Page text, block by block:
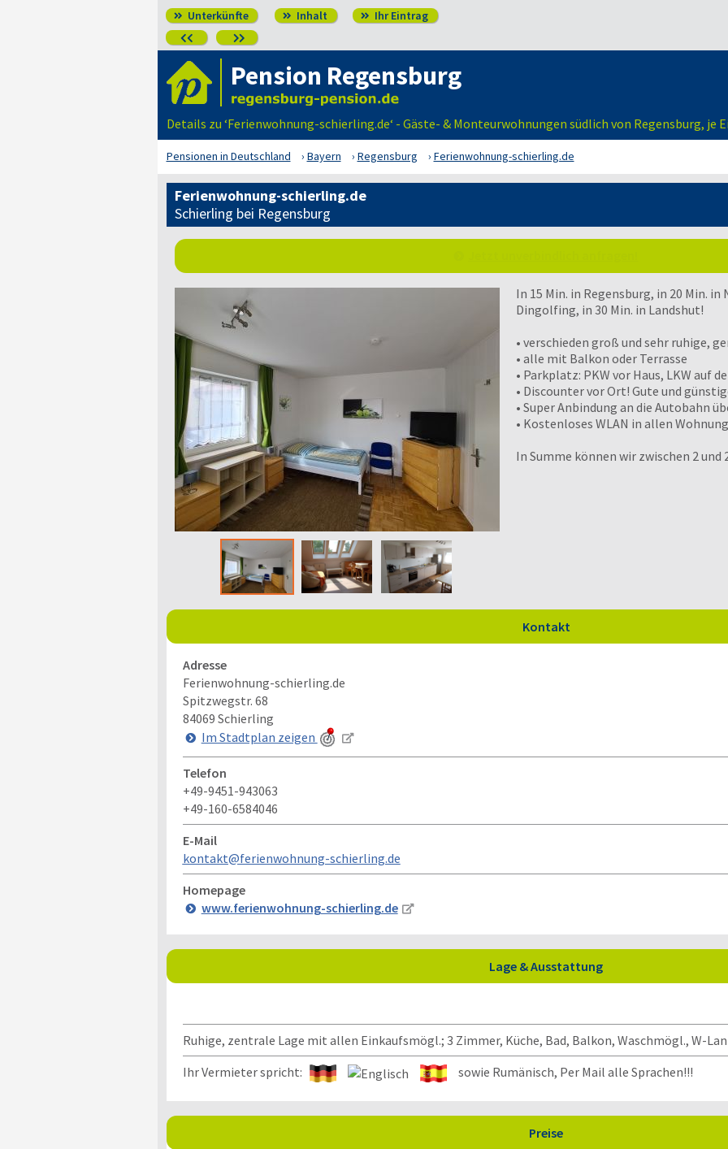
 Unterkünfte  Inhalt  Ihr Eintrag
 
Pension Regensburg
Details zu ‘Ferienwohnung-schierling.de‘ - Gäste- & Monteurwohnungen südlich von Regensburg, je
Pensionen in Deutschland Bayern Regensburg Ferienwohnung-schierling.de
Ferienwohnung-schierling.de
Schierling bei Regensburg
In 15 Min. in Regensburg, in 20 Min.
Dingolfing, in 30 Min. in Landshut!
• verschieden groß und sehr ruhige,
• alle mit Balkon oder Terrasse
• Parkplatz: PKW vor Haus, LKW auf
• Discounter vor Ort! Gute und
• Super Anbindung an die Autobahn
• Kostenloses WLAN in allen
In Summe können wir zwischen 2 und
Kontakt
Adresse
Ferienwohnung-schierling.de
Spitzwegstr. 68
84069 Schierling
Im Stadtplan zeigen
Telefon
+49-9451-943063
+49-160-6584046
E-Mail
kontakt@ferienwohnung-schierling.de
Homepage
www.ferienwohnung-schierling.de
Lage & Ausstattung
Ruhige, zentrale Lage mit allen Einkaufsmögl.; 3 Zimmer, Küche, Bad, Balkon, Waschmögl., W-Lan
Ihr Vermieter spricht:
sowie Rumänisch, Per Mail alle Sprachen!!!
Preise